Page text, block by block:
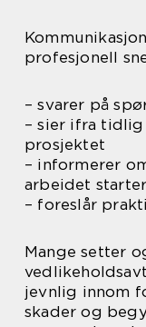
profesjonell
– svarer på
– sier ifra tidlig
prosjektet
– informerer
arbeidet starter
– foreslår
Mange setter
jevnlig innom
skader og